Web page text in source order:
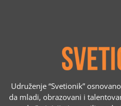
Udruženje “Svetionik”
da mladi, obrazovani i